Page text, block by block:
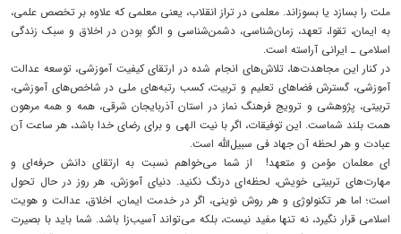
ملت را بسازد یا بسوزاند. معلمی در تراز انقلاب، یعنی معلمی که علاوه بر تخصص علمی،
به ایمان، تقوا، تعهد، زمان‌شناسی، دشمن‌شناسی و الگو بودن در اخلاق و سبک زندگی
اسلامی ـ ایرانی آراسته است.
در کنار این مجاهدت‌ها، تلاش‌های انجام شده در ارتقای کیفیت آموزشی، توسعه عدالت
آموزشی، گسترش فضاهای تعلیم و تربیت، کسب رتبه‌های ملی در شاخص‌های آموزشی،
تربیتی، پژوهشی و ترویج فرهنگ نماز در استان آذربایجان شرقی، همه و همه مرهون
همت بلند شماست. این توفیقات، اگر با نیت الهی و برای رضای خدا باشد، هر ساعت آن
عبادت و هر لحظه آن جهاد فی سبیل‌الله است.
ای معلمان مؤمن و متعهد! از شما می‌خواهم نسبت به ارتقای دانش حرفه‌ای و
مهارت‌های تربیتی خویش، لحظه‌ای درنگ نکنید. دنیای آموزش، هر روز در حال تحول
است؛ اما هر تکنولوژی و هر روش نوینی، اگر در خدمت ایمان، اخلاق، عدالت و هویت
اسلامی قرار نگیرد، نه تنها مفید نیست، بلکه می‌تواند آسیب‌زا باشد. شما باید با بصیرت